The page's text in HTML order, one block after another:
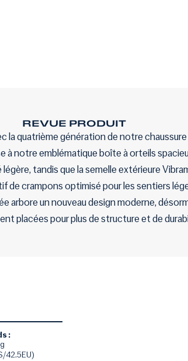
REVUE PRODUIT
quatrième génération de notre
notre emblématique boîte à orteils
tandis que la semelle extérieure
de crampons optimisé pour les sentiers
arbore un nouveau design moderne,
placées pour plus de structure et de
:
42.5EU)